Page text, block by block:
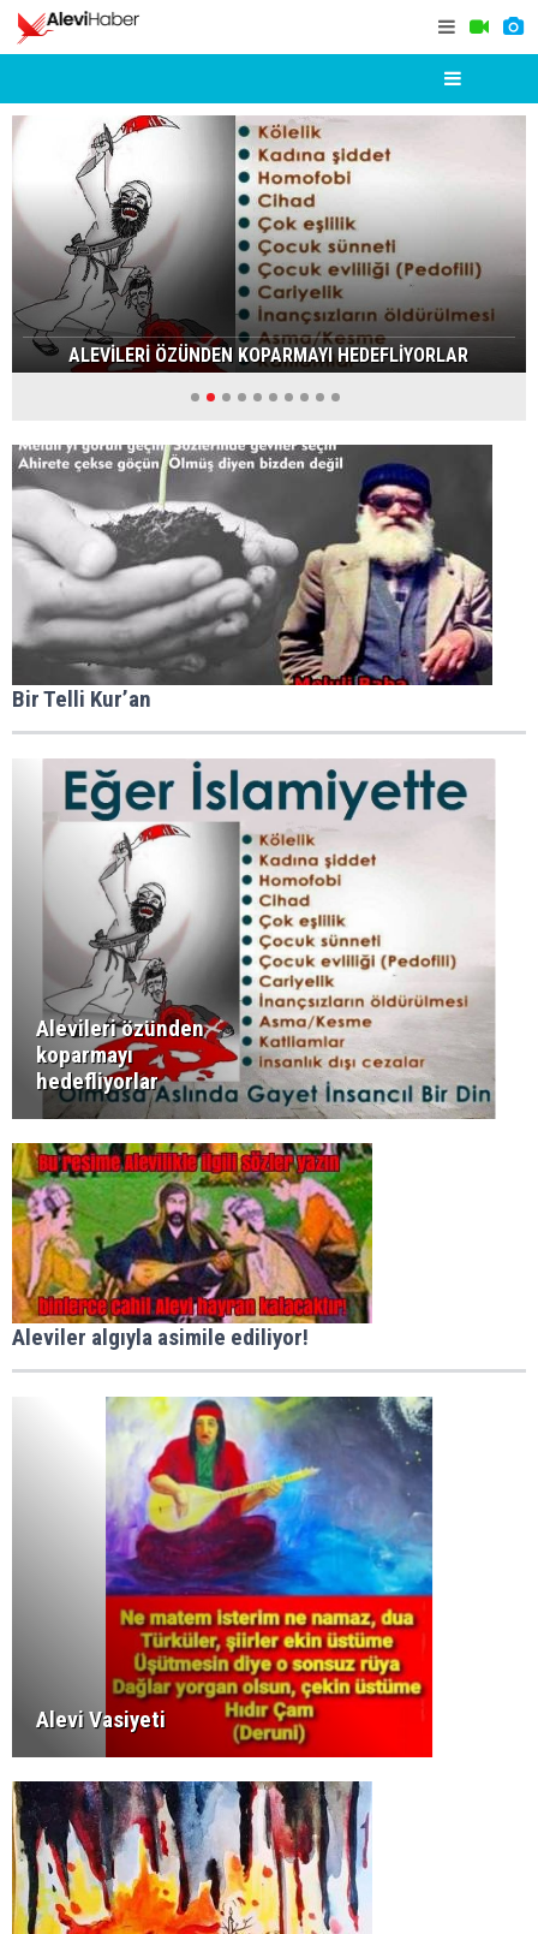
ALEVİLERİ ÖZÜNDEN KOPARMAYI HEDEFLİYORLAR
Bir Telli Kur’an
Alevileri özünden
koparmayı
hedefliyorlar
Aleviler algıyla asimile ediliyor!
Alevi Vasiyeti